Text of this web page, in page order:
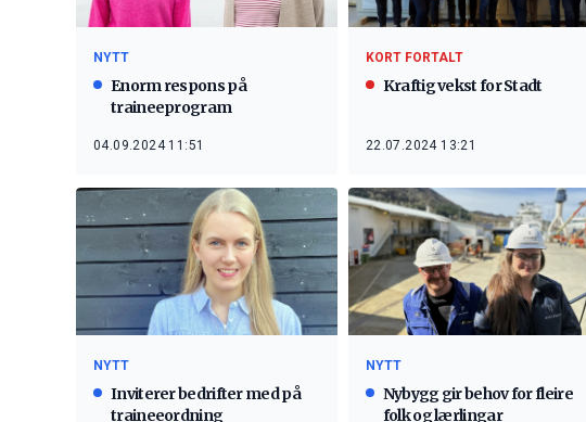
NYTT
Enorm respons på
traineeprogram
04.09.2024 11:51
KORT FORTALT
Kraftig vekst for Stadt
22.07.2024 13:21
NYTT
Inviterer bedrifter med på
traineeordning
NYTT
Nybygg gir behov for fleire
folk og lærlingar